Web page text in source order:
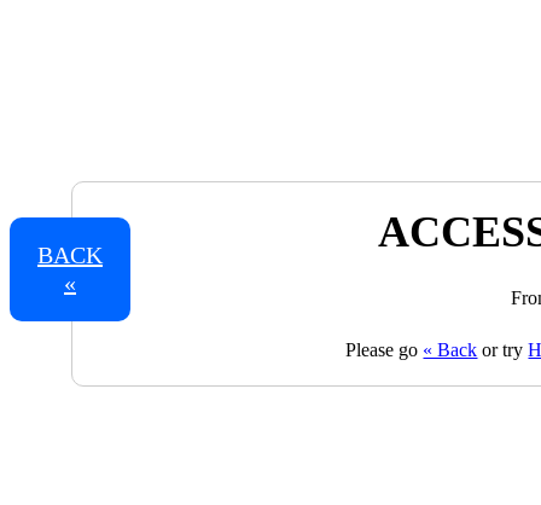
BACK
«
Please go « Back or try